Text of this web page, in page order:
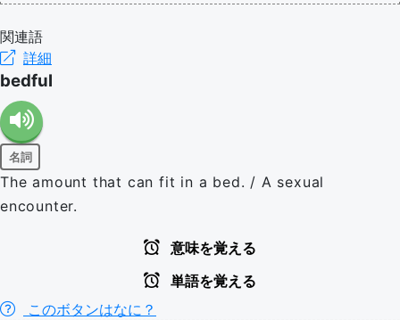
関連語
詳細
bedful
名詞
The amount that can fit in a bed. / A sexual
encounter.
意味を覚える
単語を覚える
このボタンはなに？